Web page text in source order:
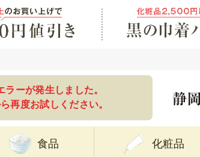
ーが発生しました。
再度お試しください。
食品 化粧品